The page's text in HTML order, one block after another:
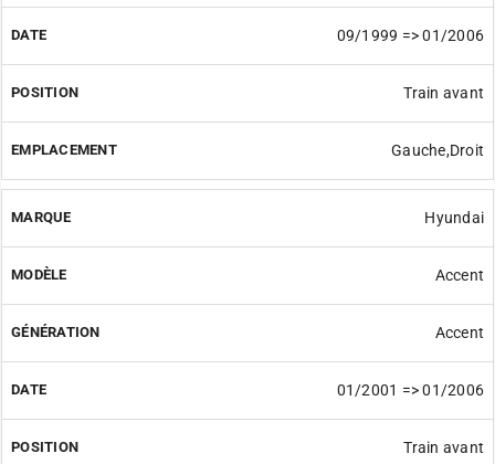
09/1999 => 01/2006
Train avant
Gauche,Droit
Hyundai
Accent
Accent
01/2001 => 01/2006
Train avant